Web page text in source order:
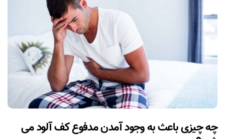
چه چیزی باعث به وجود آمدن مدفوع کف آلود می